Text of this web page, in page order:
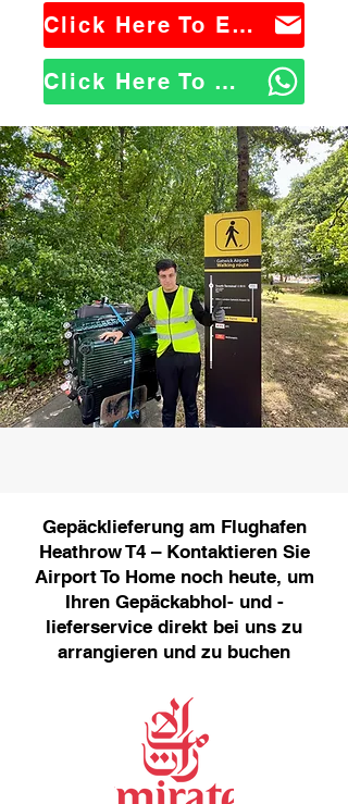
Click Here To Email Us
Click Here To WhatsApp Us
Gepäcklieferung am Flughafen
Heathrow T4 – Kontaktieren Sie
Airport To Home noch heute, um
Ihren Gepäckabhol- und -
lieferservice direkt bei uns zu
arrangieren und zu buchen